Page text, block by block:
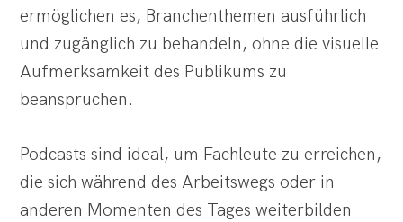
ermöglichen es, Branchenthemen ausführlich
und zugänglich zu behandeln, ohne die visuelle
Aufmerksamkeit des Publikums zu
beanspruchen.
Podcasts sind ideal, um Fachleute zu erreichen,
die sich während des Arbeitswegs oder in
anderen Momenten des Tages weiterbilden